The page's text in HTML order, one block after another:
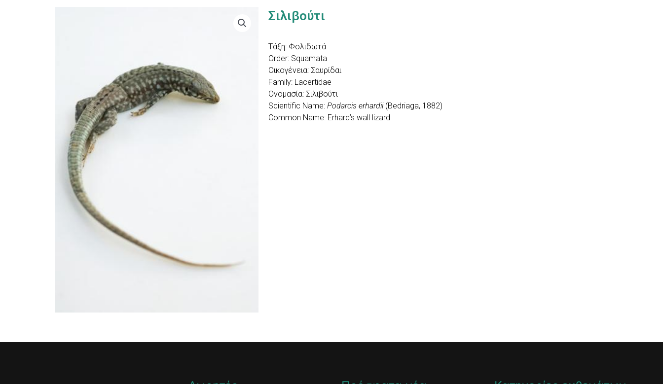
Σιλιβούτι
Τάξη: Φολιδωτά
Order: Squamata
Οικογένεια: Σαυρίδαι
Family: Lacertidae
Ονομασία: Σιλιβούτι
Scientific Name: Podarcis erhardii (Bedriaga, 1882)
Common Name: Erhard’s wall lizard